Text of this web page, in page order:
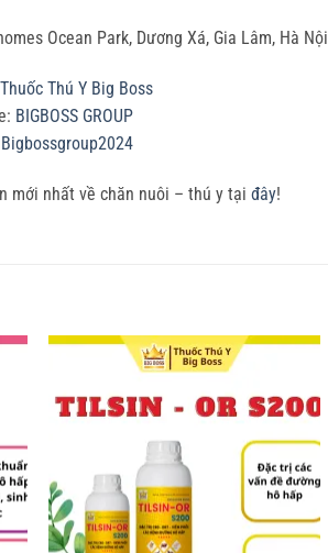
Ocean Park, Dương Xá, Gia Lâm, Hà Nội
Thuốc Thú Y Big Boss
BIGBOSS GROUP
Bigbossgroup2024
mới nhất về chăn nuôi – thú y tại đây!
Add to
wishlist